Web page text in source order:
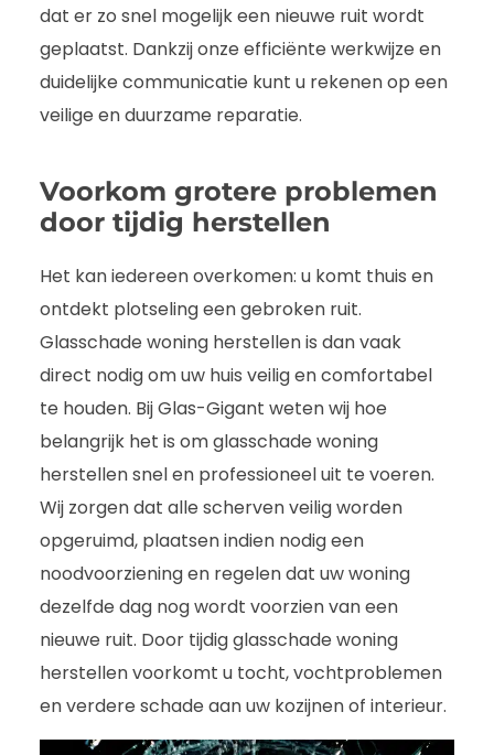
dat er zo snel mogelijk een nieuwe ruit wordt
geplaatst. Dankzij onze efficiënte werkwijze en
duidelijke communicatie kunt u rekenen op een
veilige en duurzame reparatie.
Voorkom grotere problemen
door tijdig herstellen
Het kan iedereen overkomen: u komt thuis en
ontdekt plotseling een gebroken ruit.
Glasschade woning herstellen is dan vaak
direct nodig om uw huis veilig en comfortabel
te houden. Bij Glas-Gigant weten wij hoe
belangrijk het is om glasschade woning
herstellen snel en professioneel uit te voeren.
Wij zorgen dat alle scherven veilig worden
opgeruimd, plaatsen indien nodig een
noodvoorziening en regelen dat uw woning
dezelfde dag nog wordt voorzien van een
nieuwe ruit. Door tijdig glasschade woning
herstellen voorkomt u tocht, vochtproblemen
en verdere schade aan uw kozijnen of interieur.